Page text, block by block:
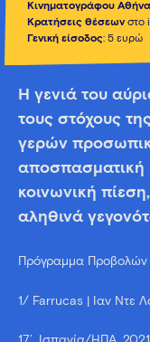
Κινηματογράφου
Κρατήσεις θέσεωνστο
Γενική είσοδος: 5 ευρώ
Η γενιά του
τους στόχους
γερών
αποσπασματική
κοινωνική
αληθινά
Πρόγραμμα Προβολών
1/ Farrucas | Ίαν Ντε